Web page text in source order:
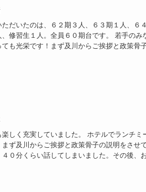
だいたのは、６２期３人、６３期１人、６
修習生１人。全員６０期台です。 若手のみ
も光栄です！まず及川からご挨拶と政策骨
しく充実していました。 ホテルでランチミ
ず及川からご挨拶と政策骨子の説明をさせ
０分くらい話してしまいました。その後、